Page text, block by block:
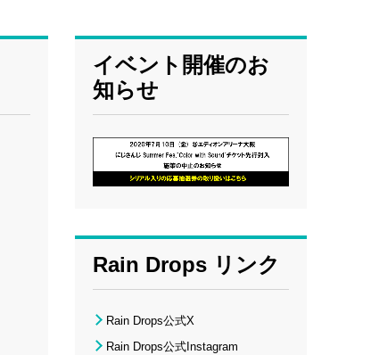
イベント開催のお
知らせ
Rain Drops リンク
Rain Drops公式X
Rain Drops公式Instagram